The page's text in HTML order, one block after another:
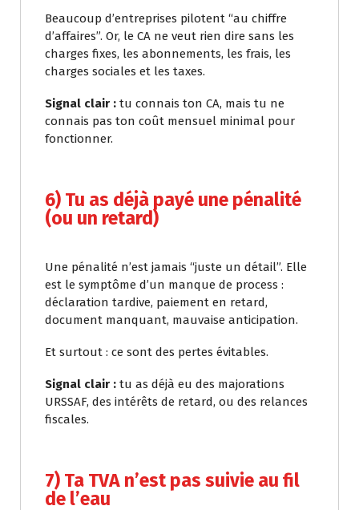
Beaucoup d’entreprises pilotent “au chiffre
d’affaires”. Or, le CA ne veut rien dire sans les
charges fixes, les abonnements, les frais, les
charges sociales et les taxes.
Signal clair : tu connais ton CA, mais tu ne
connais pas ton coût mensuel minimal pour
fonctionner.
6) Tu as déjà payé une pénalité
(ou un retard)
Une pénalité n’est jamais “juste un détail”. Elle
est le symptôme d’un manque de process :
déclaration tardive, paiement en retard,
document manquant, mauvaise anticipation.
Et surtout : ce sont des pertes évitables.
Signal clair : tu as déjà eu des majorations
URSSAF, des intérêts de retard, ou des relances
fiscales.
7) Ta TVA n’est pas suivie au fil
de l’eau